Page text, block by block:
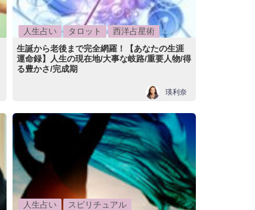
人生占い タロット
西洋占星術
生誕から老後まで完全網羅！【あなたの生涯
運命録】人生の現在地/大事な岐路/重要人物/得
る豊かさ/完成期
瑛利奈
人生占い
スピリチュアル